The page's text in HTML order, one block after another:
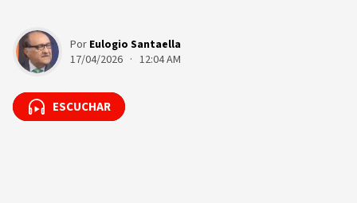
Por Eulogio Santaella
17/04/2026 · 12:04 AM
ESCUCHAR
ESCUCHAR